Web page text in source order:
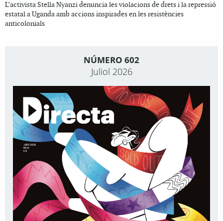
L’activista Stella Nyanzi denuncia les violacions de drets i la repressió
estatal a Uganda amb accions inspirades en les resistències
anticolonials
NÚMERO 602
Juliol 2026